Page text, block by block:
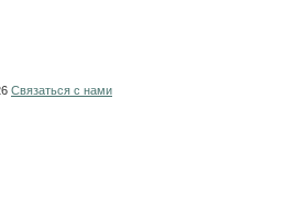
Связаться с нами